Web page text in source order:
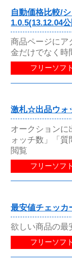
自動価格比較/
1.0.5(13.12.04
商品ページにア
金だけでなく時
フリーソフト
激札☆出品ウォ
オークションに
ォッチ数」「
閲覧
フリーソフト
最安値チェッカ
欲しい商品の最
フリーソフト